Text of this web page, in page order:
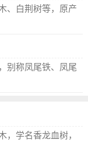
、白荆树等，原产
别称凤尾铁、凤尾
，学名香龙血树，